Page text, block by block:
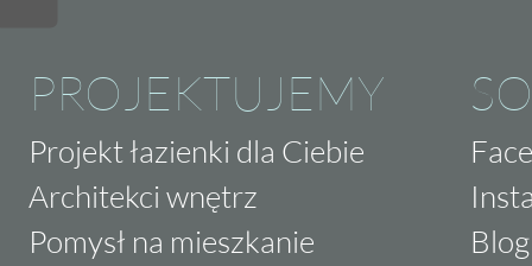
PROJEKTUJEMY
Projekt łazienki dla Ciebie
Architekci wnętrz
Pomysł na mieszkanie
Blog